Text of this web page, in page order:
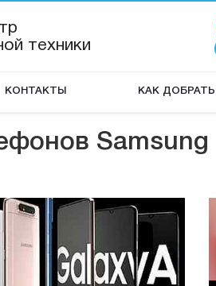
техники
КОНТАКТЫ КАК
Samsung